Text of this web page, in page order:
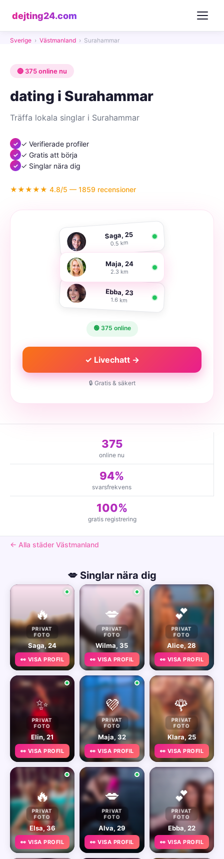
dejting24.com
Sverige › Västmanland › Surahammar
🔴 375 online nu
dating i Surahammar
Träffa lokala singlar i Surahammar
✓ Verifierade profiler
✓ Gratis att börja
✓ Singlar nära dig
★★★★★ 4.8/5 — 1859 recensioner
Saga, 25
0.5 km
Maja, 24
2.3 km
Ebba, 23
1.6 km
🟢 375 online
✓ Livechatt →
🔒 Gratis & säkert
375
online nu
94%
svarsfrekvens
100%
gratis registrering
← Alla städer Västmanland
💋 Singlar nära dig
🔥
PRIVAT
FOTO
Saga, 24
👀 VISA PROFIL
💋
PRIVAT
FOTO
Wilma, 35
👀 VISA PROFIL
💕
PRIVAT
FOTO
Alice, 28
👀 VISA PROFIL
✨
PRIVAT
FOTO
Elin, 21
👀 VISA PROFIL
💜
PRIVAT
FOTO
Maja, 32
👀 VISA PROFIL
🌹
PRIVAT
FOTO
Klara, 25
👀 VISA PROFIL
🔥
PRIVAT
FOTO
Elsa, 36
👀 VISA PROFIL
💋
PRIVAT
FOTO
Alva, 29
👀 VISA PROFIL
💕
PRIVAT
FOTO
Ebba, 22
👀 VISA PROFIL